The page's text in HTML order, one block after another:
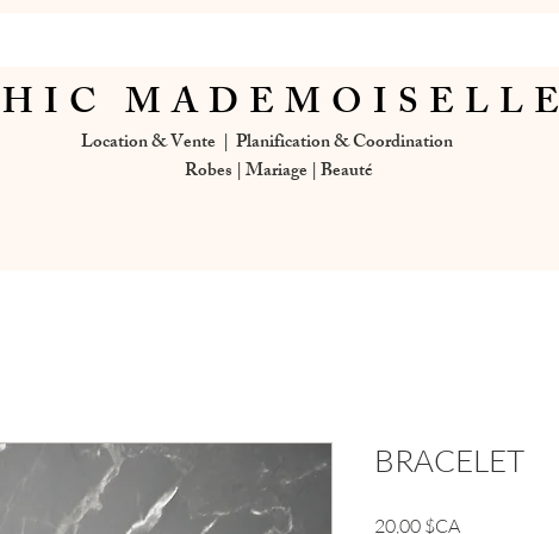
Location & Vente | Planification & Coordination
MADEMOISELLE
Robes | Mariage | Beauté
BRACELET
20,00 $CAPrix